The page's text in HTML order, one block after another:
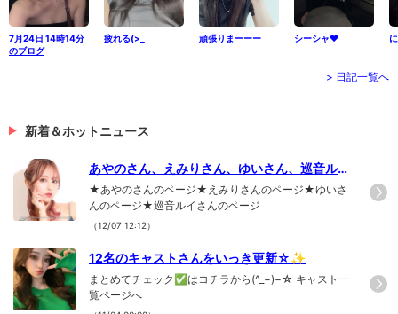
7月24日 14時14分
のブログ
疲れる(>_ 頑張りまーーー シーシャ‪‪❤︎‬
> 日記一覧へ
新着＆ホットニュース
あやのさん、えみりさん、ゆいさん、巡音ルイ
さんの写真を更新!!
★あやのさんのページ★えみりさんのページ★ゆいさ
んのページ★巡音ルイさんのページ
（12/07 12:12）
12名のキャストさんをいっき更新☆✨
まとめてチェック✅はコチラから(^_−)−☆ キャスト一
覧ページへ